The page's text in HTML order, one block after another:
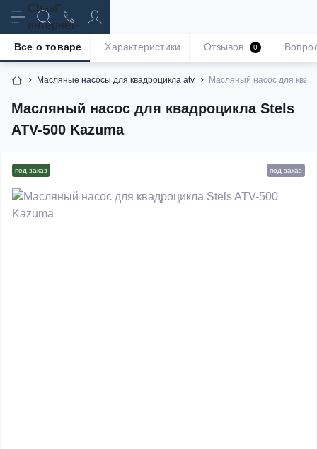
Масляные насосы для квадроцикла atv Масляный насос для
Масляный насос для квадроцикла Stels
ATV-500 Kazuma
Все о товаре Характеристики Отзывов 0
под заказ под заказ